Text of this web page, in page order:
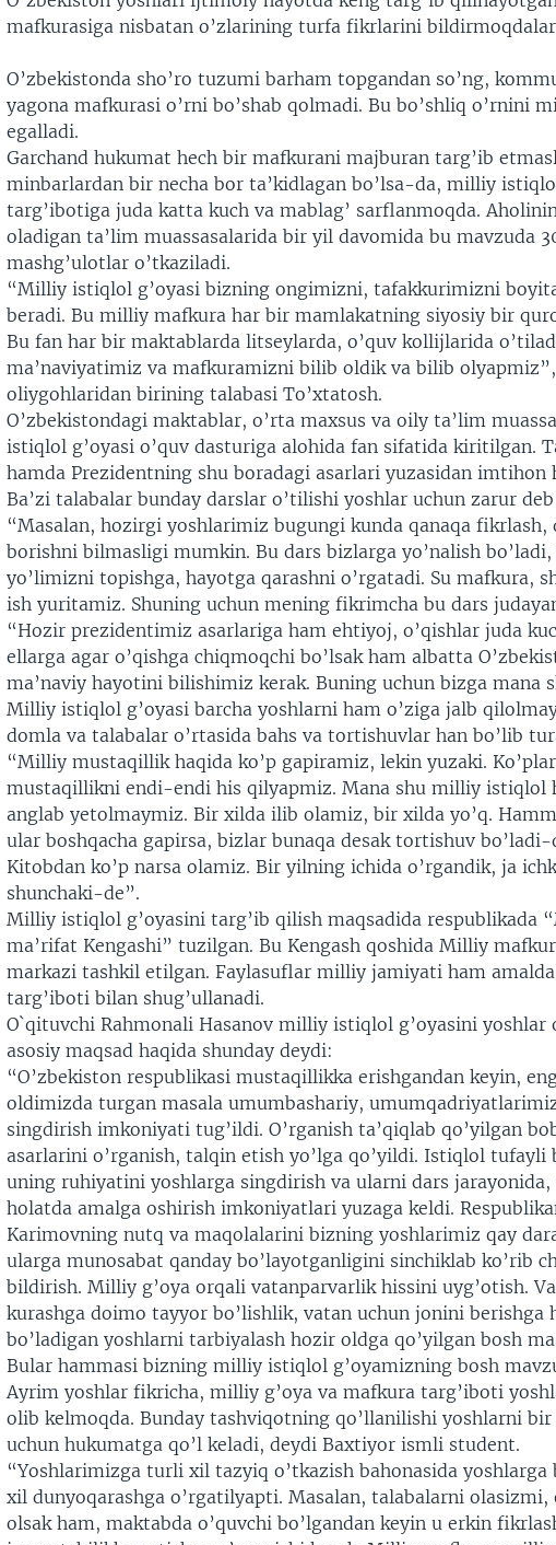
mafkurasiga nisbatan o’zlarining turfa fikrlarini
O’zbekistonda sho’ro tuzumi barham topgandan so’ng,
yagona mafkurasi o’rni bo’shab qolmadi. Bu bo’shliq o’rnini
egalladi.
Garchand hukumat hech bir mafkurani majburan targ’ib
minbarlardan bir necha bor ta’kidlagan bo’lsa-da, milliy
targ’ibotiga juda katta kuch va mablag’ sarflanmoqda.
oladigan ta’lim muassasalarida bir yil davomida bu mavzuda
mashg’ulotlar o’tkaziladi.
“Milliy istiqlol g’oyasi bizning ongimizni, tafakkurimizni
beradi. Bu milliy mafkura har bir mamlakatning siyosiy bir
Bu fan har bir maktablarda litseylarda, o’quv kollijlarida
ma’naviyatimiz va mafkuramizni bilib oldik va bilib
oliygohlaridan birining talabasi To’xtatosh.
O’zbekistondagi maktablar, o’rta maxsus va oily ta’lim
istiqlol g’oyasi o’quv dasturiga alohida fan sifatida kiritilgan.
hamda Prezidentning shu boradagi asarlari yuzasidan imtihon
Ba’zi talabalar bunday darslar o’tilishi yoshlar uchun zarur
“Masalan, hozirgi yoshlarimiz bugungi kunda qanaqa fikrlash,
borishni bilmasligi mumkin. Bu dars bizlarga yo’nalish
yo’limizni topishga, hayotga qarashni o’rgatadi. Su mafkura,
ish yuritamiz. Shuning uchun mening fikrimcha bu dars
“Hozir prezidentimiz asarlariga ham ehtiyoj, o’qishlar juda
ellarga agar o’qishga chiqmoqchi bo’lsak ham albatta
ma’naviy hayotini bilishimiz kerak. Buning uchun bizga mana
Milliy istiqlol g’oyasi barcha yoshlarni ham o’ziga jalb
domla va talabalar o’rtasida bahs va tortishuvlar han bo’lib
“Milliy mustaqillik haqida ko’p gapiramiz, lekin yuzaki.
mustaqillikni endi-endi his qilyapmiz. Mana shu milliy istiqlol
anglab yetolmaymiz. Bir xilda ilib olamiz, bir xilda yo’q.
ular boshqacha gapirsa, bizlar bunaqa desak tortishuv
Kitobdan ko’p narsa olamiz. Bir yilning ichida o’rgandik, ja
shunchaki-de”.
Milliy istiqlol g’oyasini targ’ib qilish maqsadida respublikada
ma’rifat Kengashi” tuzilgan. Bu Kengash qoshida Milliy
markazi tashkil etilgan. Faylasuflar milliy jamiyati ham
targ’iboti bilan shug’ullanadi.
O`qituvchi Rahmonali Hasanov milliy istiqlol g’oyasini yoshlar
asosiy maqsad haqida shunday deydi:
“O’zbekiston respublikasi mustaqillikka erishgandan keyin,
oldimizda turgan masala umumbashariy,
singdirish imkoniyati tug’ildi. O’rganish ta’qiqlab qo’yilgan
asarlarini o’rganish, talqin etish yo’lga qo’yildi. Istiqlol tufayli
uning ruhiyatini yoshlarga singdirish va ularni dars jarayonida,
holatda amalga oshirish imkoniyatlari yuzaga keldi.
Karimovning nutq va maqolalarini bizning yoshlarimiz qay
ularga munosabat qanday bo’layotganligini sinchiklab ko’rib
bildirish. Milliy g’oya orqali vatanparvarlik hissini uyg’otish.
kurashga doimo tayyor bo’lishlik, vatan uchun jonini berishga
bo’ladigan yoshlarni tarbiyalash hozir oldga qo’yilgan bosh
Bular hammasi bizning milliy istiqlol g’oyamizning bosh
Ayrim yoshlar fikricha, milliy g’oya va mafkura targ’iboti
olib kelmoqda. Bunday tashviqotning qo’llanilishi yoshlarni bir
uchun hukumatga qo’l keladi, deydi Baxtiyor ismli student.
“Yoshlarimizga turli xil tazyiq o’tkazish bahonasida
xil dunyoqarashga o’rgatilyapti. Masalan, talabalarni olasizmi,
olsak ham, maktabda o’quvchi bo’lgandan keyin u erkin